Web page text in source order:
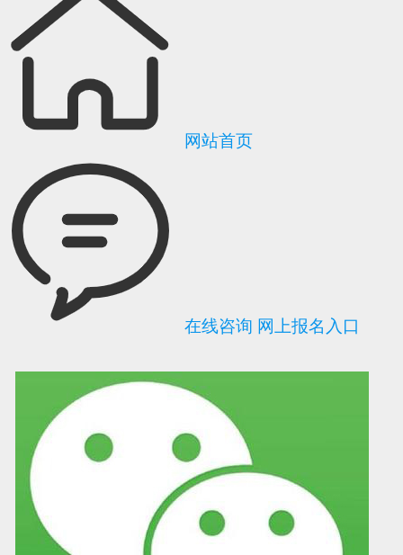
可信网站信用评 网络警察提醒你 诚信网站
网站首页
在线咨询 网上报名入口